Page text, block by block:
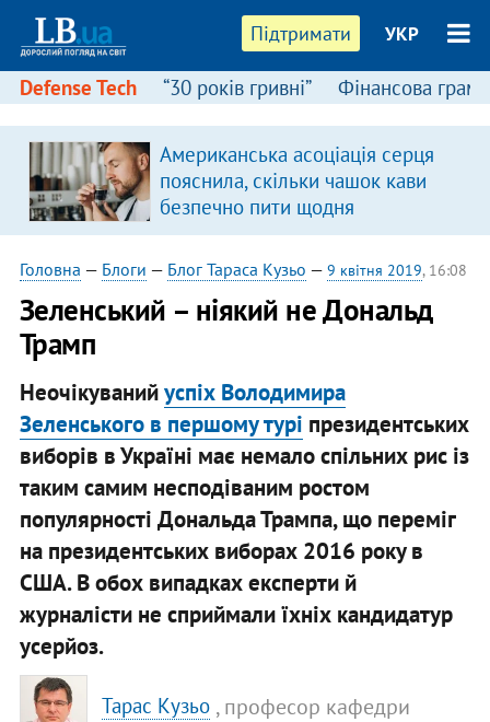
Підтримати УКР
Defense Tech “30 років гривні” Фінансова
Американська асоціація серця
пояснила, скільки чашок кави
безпечно пити щодня
Головна — Блоги — Блог Тараса Кузьо — 9 квітня 2019, 16:08
Зеленський – ніякий не Дональд
Трамп
Неочікуванийуспіх Володимира
Зеленського в першому турі президентських
виборів в Україні має немало спільних рис із
таким самим несподіваним ростом
популярності Дональда Трампа, що переміг
на президентських виборах 2016 року в
США. В обох випадках експерти й
журналісти не сприймали їхніх кандидатур
усерйоз.
Тарас Кузьо , професор кафедри